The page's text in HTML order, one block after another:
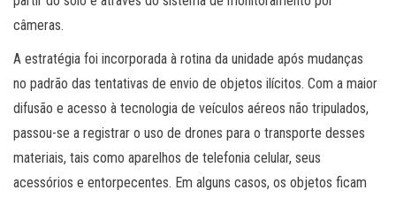
câmeras.
A estratégia foi incorporada à rotina da unidade após mudanças
no padrão das tentativas de envio de objetos ilícitos. Com a maior
difusão e acesso à tecnologia de veículos aéreos não tripulados,
passou-se a registrar o uso de drones para o transporte desses
materiais, tais como aparelhos de telefonia celular, seus
acessórios e entorpecentes. Em alguns casos, os objetos ficam